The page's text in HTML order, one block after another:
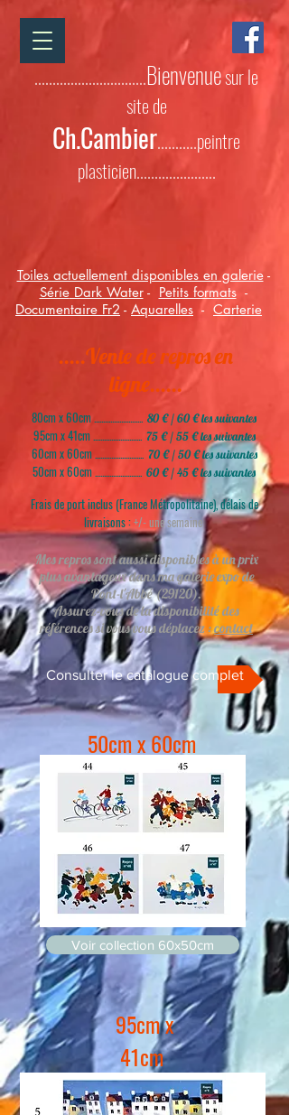
...............................Bienvenuesur le
site de
Ch.Cambier...........peintre
plasticien......................
Toiles actuellement disponibles en galerie-
SérieDark Water- Petits formats-
Documentaire Fr2 - Aquarelles - Carterie
.....Vente de repros en
ligne......
80cm x 60cm ........................... 80 € / 60 € les suivantes
95cm x 41cm ........................... 75 € / 55 € les suivantes
60cm x 60cm ........................... 70 € / 50 € les suivantes
50cm x 60cm .......................... 60 € / 45 € les suivantes
Frais de port inclus (France Métropolitaine), délais de
livraisons :+/- une semaine
Mes repros sont aussi disponibles à un prix
plus avantageux dans ma galerie expo de
Pont-l'Abbé (29120).
Assurez-vous de la disponibilité des
références si vous vous déplacez :contact
Consulter le catalogue complet
50cm x 60cm
Voir collection 60x50cm
95cm x
41cm